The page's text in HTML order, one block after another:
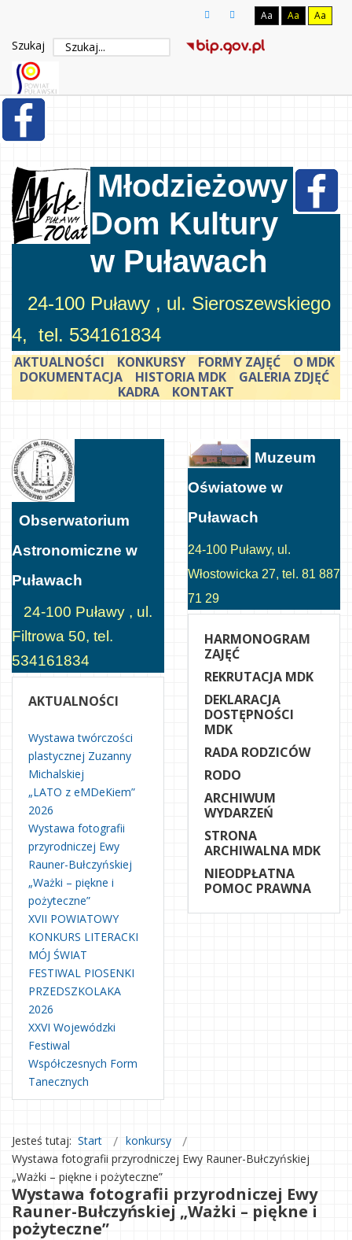
Aa Aa Aa
Szukaj
Młodzieżowy
Dom Kultury
w Puławach
24-100 Puławy , ul. Sieroszewskiego
4, tel. 534161834
AKTUALNOŚCI KONKURSY FORMY ZAJĘĆ
O MDK
DOKUMENTACJA
HISTORIA MDK
GALERIA ZDJĘĆ
KADRA
KONTAKT
Obserwatorium
Astronomiczne w
Puławach
24-100 Puławy , ul.
Filtrowa 50, tel.
534161834
AKTUALNOŚCI
Wystawa twórczości
plastycznej Zuzanny
Michalskiej
„LATO z eMDeKiem”
2026
Wystawa fotografii
przyrodniczej Ewy
Rauner-Bułczyńskiej
„Ważki – piękne i
pożyteczne”
XVII POWIATOWY
KONKURS LITERACKI
MÓJ ŚWIAT
FESTIWAL PIOSENKI
PRZEDSZKOLAKA
2026
XXVI Wojewódzki
Festiwal
Współczesnych Form
Tanecznych
Muzeum
Oświatowe w
Puławach
24-100 Puławy, ul.
Włostowicka 27, tel. 81 887
71 29
HARMONOGRAM
ZAJĘĆ
REKRUTACJA MDK
DEKLARACJA
DOSTĘPNOŚCI
MDK
RADA RODZICÓW
RODO
ARCHIWUM
WYDARZEŃ
STRONA
ARCHIWALNA MDK
NIEODPŁATNA
POMOC PRAWNA
Jesteś tutaj: Start
konkursy
Wystawa fotografii przyrodniczej Ewy Rauner-Bułczyńskiej
„Ważki – piękne i pożyteczne”
Wystawa fotografii przyrodniczej Ewy
Rauner-Bułczyńskiej „Ważki – piękne i
pożyteczne”